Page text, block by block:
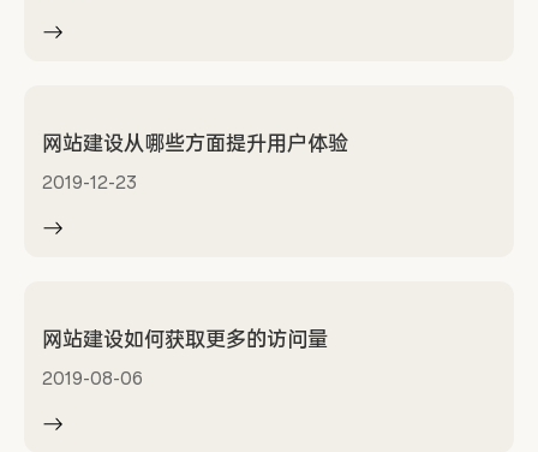
网站建设从哪些方面提升用户体验
2019-12-23
网站建设如何获取更多的访问量
2019-08-06